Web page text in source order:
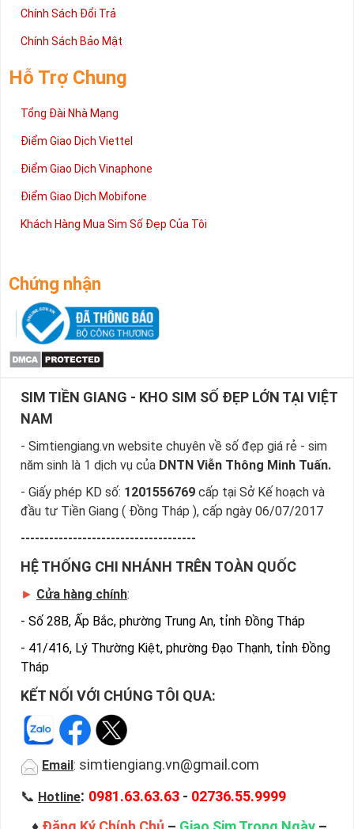
Chính Sách Đổi Trả
Chính Sách Bảo Mật
Hỗ Trợ Chung
Tổng Đài Nhà Mạng
Điểm Giao Dịch Viettel
Điểm Giao Dịch Vinaphone
Điểm Giao Dịch Mobifone
Khách Hàng Mua Sim Số Đẹp Của Tôi
Chứng nhận
SIM TIỀN GIANG - KHO SIM SỐ ĐẸP LỚN TẠI VIỆT
NAM
- Simtiengiang.vn website chuyên về số đẹp giá rẻ - sim
năm sinh là 1 dịch vụ của DNTN Viễn Thông Minh Tuấn.
- Giấy phép KD số: 1201556769 cấp tại Sở Kế hoạch và
đầu tư Tiền Giang ( Đồng Tháp ), cấp ngày 06/07/2017
-------------------------------------
HỆ THỐNG CHI NHÁNH TRÊN TOÀN QUỐC
► Cửa hàng chính:
- Số 28B, Ấp Bắc, phường Trung An, tỉnh Đồng Tháp
- 41/416, Lý Thường Kiệt, phường Đạo Thạnh, tỉnh Đồng
Tháp
KẾT NỐI VỚI CHÚNG TÔI QUA:
Email : simtiengiang.vn@gmail.com
📞 Hotline: 0981.63.63.63 - 02736.55.9999